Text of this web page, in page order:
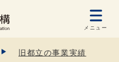
メニュー
旧都立の事業実績